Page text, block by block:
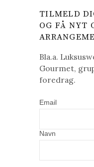
TILMELD
OG FÅ NYT
Bla.a.
Gourmet,
foredrag.
Email
Navn